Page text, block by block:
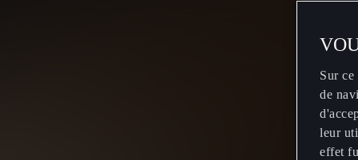
Sur
de
leur
effet